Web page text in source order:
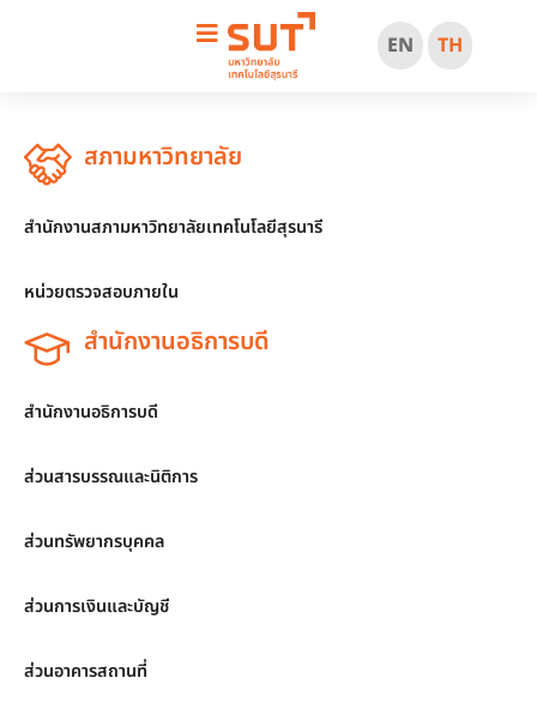
EN TH
สภามหาวิทยาลัย
สำนักงานสภามหาวิทยาลัยเทคโนโลยีสุรนารี
หน่วยตรวจสอบภายใน
สำนักงานอธิการบดี
สำนักงานอธิการบดี
ส่วนสารบรรณและนิติการ
ส่วนทรัพยากรบุคคล
ส่วนการเงินและบัญชี
ส่วนอาคารสถานที่